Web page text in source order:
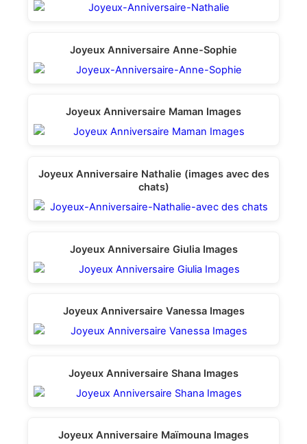
Joyeux Anniversaire Anne-Sophie
Joyeux Anniversaire Maman Images
Joyeux Anniversaire Nathalie (images avec des
chats)
Joyeux Anniversaire Giulia Images
Joyeux Anniversaire Vanessa Images
Joyeux Anniversaire Shana Images
Joyeux Anniversaire Maïmouna Images